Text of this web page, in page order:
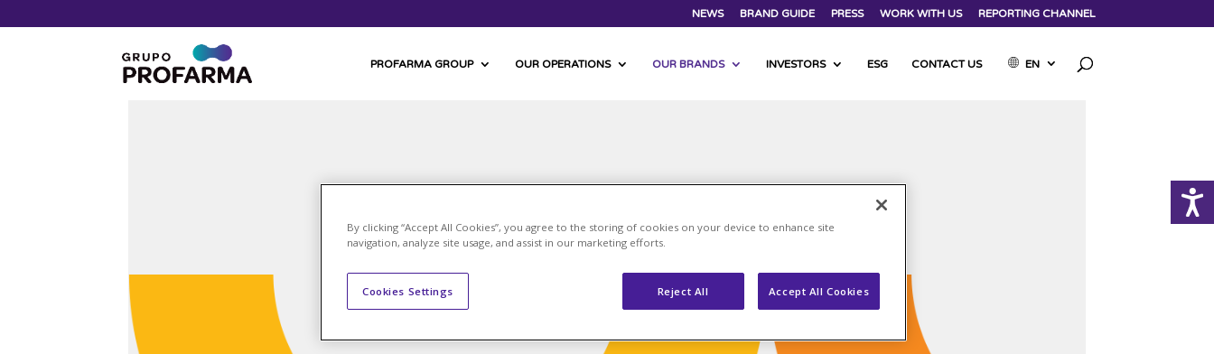
NEWS BRAND GUIDE PRESS WORK WITH US REPORTING CHANNEL
PROFARMA GROUP OUR OPERATIONS OUR BRANDS INVESTORS ESG CONTACT US EN
By clicking “Accept All Cookies”, you agree to the storing of cookies on your device to enhance site
navigation, analyze site usage, and assist in our marketing efforts.
Reject All Accept All Cookies
Cookies Settings